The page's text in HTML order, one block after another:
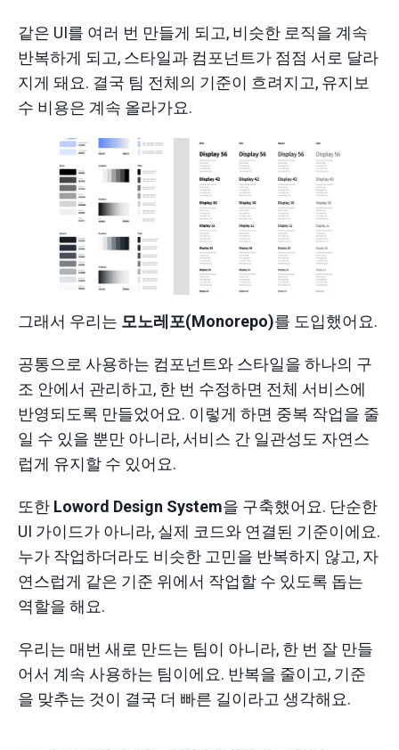
같은 UI를 여러 번 만들게 되고, 비슷한 로직을 계속
반복하게 되고, 스타일과 컴포넌트가 점점 서로 달라
지게 돼요. 결국 팀 전체의 기준이 흐려지고, 유지보
수 비용은 계속 올라가요.
그래서 우리는 모노레포(Monorepo)를 도입했어요.
공통으로 사용하는 컴포넌트와 스타일을 하나의 구
조 안에서 관리하고, 한 번 수정하면 전체 서비스에
반영되도록 만들었어요. 이렇게 하면 중복 작업을 줄
일 수 있을 뿐만 아니라, 서비스 간 일관성도 자연스
럽게 유지할 수 있어요.
또한 Loword Design System을 구축했어요. 단순한
UI 가이드가 아니라, 실제 코드와 연결된 기준이에요.
누가 작업하더라도 비슷한 고민을 반복하지 않고, 자
연스럽게 같은 기준 위에서 작업할 수 있도록 돕는
역할을 해요.
우리는 매번 새로 만드는 팀이 아니라, 한 번 잘 만들
어서 계속 사용하는 팀이에요. 반복을 줄이고, 기준
을 맞추는 것이 결국 더 빠른 길이라고 생각해요.